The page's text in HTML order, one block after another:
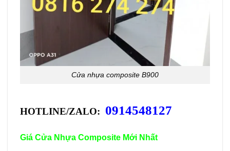
Cửa nhựa composite B900
HOTLINE/ZALO: 0914548127
Giá Cửa Nhựa Composite Mới Nhất